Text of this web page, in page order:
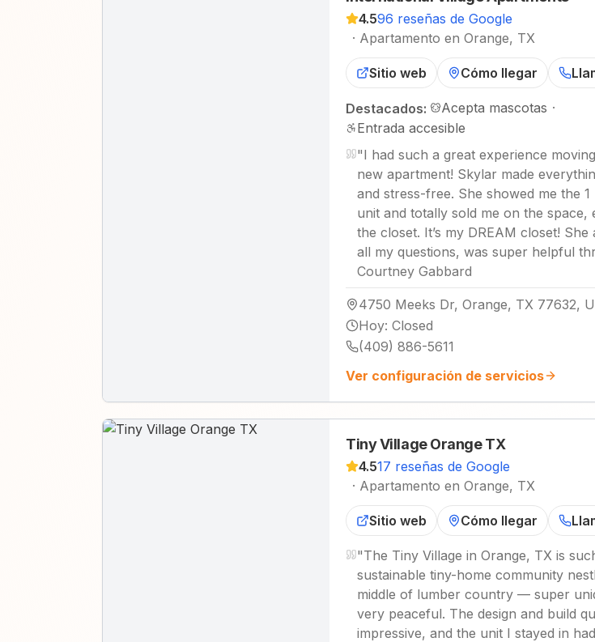
4.596 reseñas de Google
· Apartamento en Orange, TX
Sitio web Cómo llegar
Destacados: Acepta mascotas ·
Entrada accesible
"I had such a great experience
new apartment! Skylar made
and stress-free. She showed me the 1
unit and totally sold me on the space,
the closet. It’s my DREAM closet! She
all my questions, was super helpful
Courtney Gabbard
4750 Meeks Dr, Orange, TX 77632,
Hoy: Closed
(409) 886-5611
Ver configuración de servicios
Tiny Village Orange TX
4.517 reseñas de Google
· Apartamento en Orange, TX
Sitio web Cómo llegar
"The Tiny Village in Orange, TX is
sustainable tiny-home community
middle of lumber country — super
very peaceful. The design and build
impressive, and the unit I stayed in had